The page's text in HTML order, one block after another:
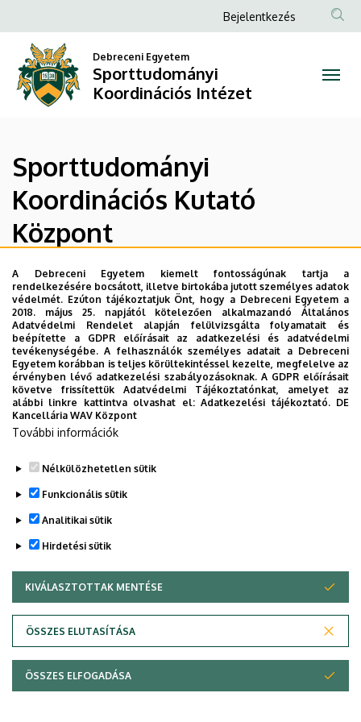
Koordinációs
Kutató
Központ
Sporttudományi
Koordinációs
Intézet
a
tartalomra
Anonim
menüje
Bejelentkezés
Debreceni Egyetem
Sporttudományi
Koordinációs Intézet
Sporttudományi
Koordinációs Kutató
Központ
2015 novemberében jött létre a Debreceni Egyetemen a
Sporttudományi Kooperációs Kutató Központ, melynek
feladata a sporttudományos kutatások összehangololása
és koordinálása.
Legutóbbi frissítés: 2023. 02. 16. 12:41
Adatvédelem
Copyright © 2026 Unideb
A Debreceni Egyetem kiemelt fontosságúnak tartja a
rendelkezésére bocsátott, illetve birtokába jutott személyes adatok
védelmét. Ezúton tájékoztatjuk Önt, hogy a Debreceni Egyetem a
2018. május 25. napjától kötelezően alkalmazandó Általános
Adatvédelmi Rendelet alapján felülvizsgálta folyamatait és
beépítette a GDPR előírásait az adatkezelési és adatvédelmi
tevékenységébe. A felhasználók személyes adatait a Debreceni
Egyetem korábban is teljes körültekintéssel kezelte, megfelelve az
érvényben lévő adatkezelési szabályozásoknak. A GDPR előírásait
követve frissítettük Adatvédelmi Tájékoztatónkat, amelyet az
alábbi linkre kattintva olvashat el:Adatkezelési tájékoztató. DE
Kancellária WAV Központ
További információk
Nélkülözhetetlen sütik
Funkcionális sütik
Analitikai sütik
Hirdetési sütik
KIVÁLASZTOTTAK MENTÉSE
ÖSSZES ELUTASÍTÁSA
WITHDRAW CONSENT
ÖSSZES ELFOGADÁSA